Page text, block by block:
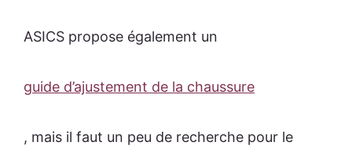
ASICS propose également un
guide d’ajustement de la chaussure
, mais il faut un peu de recherche pour le